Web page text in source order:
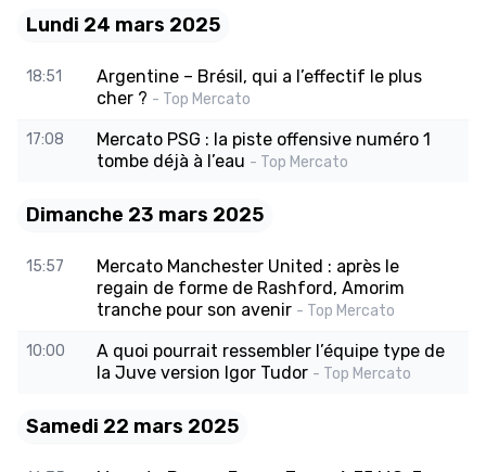
Lundi 24 mars 2025
18:51
Argentine – Brésil, qui a l’effectif le plus
cher ? - Top Mercato
17:08
Mercato PSG : la piste offensive numéro 1
tombe déjà à l’eau - Top Mercato
Dimanche 23 mars 2025
15:57
Mercato Manchester United : après le
regain de forme de Rashford, Amorim
tranche pour son avenir - Top Mercato
10:00
A quoi pourrait ressembler l’équipe type de
la Juve version Igor Tudor - Top Mercato
Samedi 22 mars 2025